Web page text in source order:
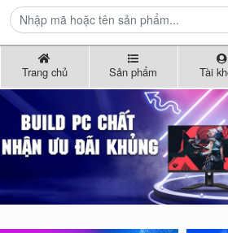
Trang chủ Sản phẩm Tài